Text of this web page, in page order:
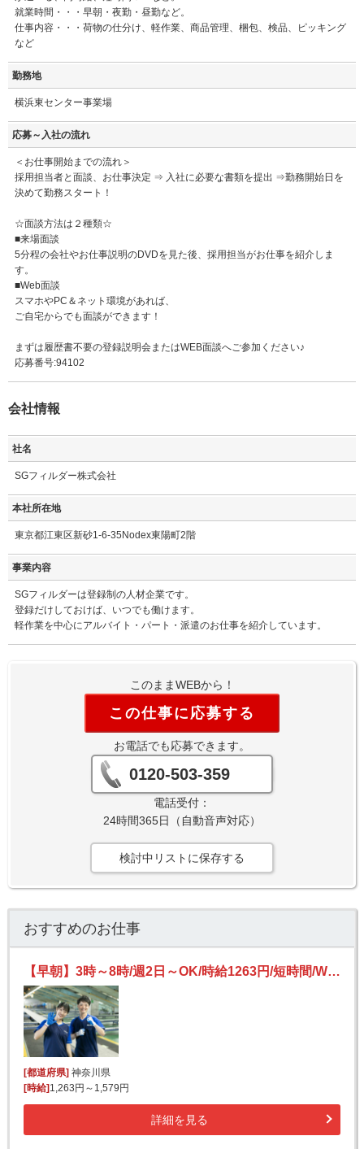
就業時間・・・早朝・夜勤・昼勤など。
仕事内容・・・荷物の仕分け、軽作業、商品管理、梱包、検品、ピッキング
など
勤務地
横浜東センター事業場
応募～入社の流れ
＜お仕事開始までの流れ＞
採用担当者と面談、お仕事決定 ⇒ 入社に必要な書類を提出 ⇒勤務開始日を
決めて勤務スタート！
☆面談方法は２種類☆
■来場面談
5分程の会社やお仕事説明のDVDを見た後、採用担当がお仕事を紹介しま
す。
■Web面談
スマホやPC＆ネット環境があれば、
ご自宅からでも面談ができます！
まずは履歴書不要の登録説明会またはWEB面談へご参加ください♪
応募番号:94102
会社情報
社名
SGフィルダー株式会社
本社所在地
東京都江東区新砂1-6-35Nodex東陽町2階
事業内容
SGフィルダーは登録制の人材企業です。
登録だけしておけば、いつでも働けます。
軽作業を中心にアルバイト・パート・派遣のお仕事を紹介しています。
このままWEBから！
この仕事に応募する
お電話でも応募できます。
0120-503-359
電話受付：
24時間365日（自動音声対応）
検討中リストに保存する
おすすめのお仕事
【早朝】3時～8時/週2日～OK/時給1263円/短時間/Wワークにも/未経験歓迎/宅配便の仕分け
[都道府県] 神奈川県
[時給] 1,263円～1,579円
詳細を見る